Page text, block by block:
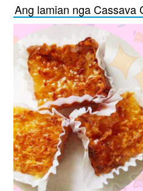
Ang lamian nga Cassava